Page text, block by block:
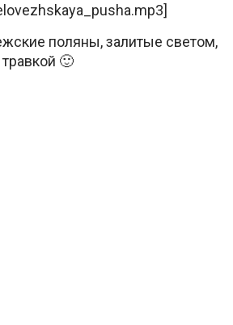
поляны, залитые светом,
🙂